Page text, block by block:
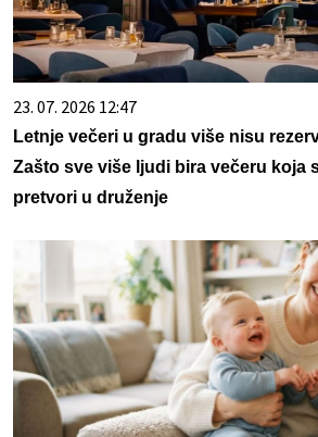
23. 07. 2026 12:47
Letnje večeri u gradu više nisu
Zašto sve više ljudi bira večeru koja
pretvori u druženje